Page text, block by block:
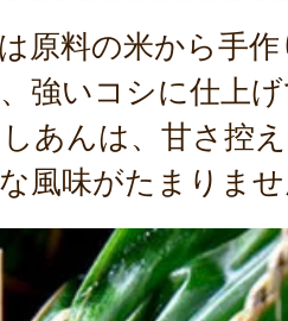
原料の米から手
強いコシに仕上
あんは、甘さ控
風味がたまりま